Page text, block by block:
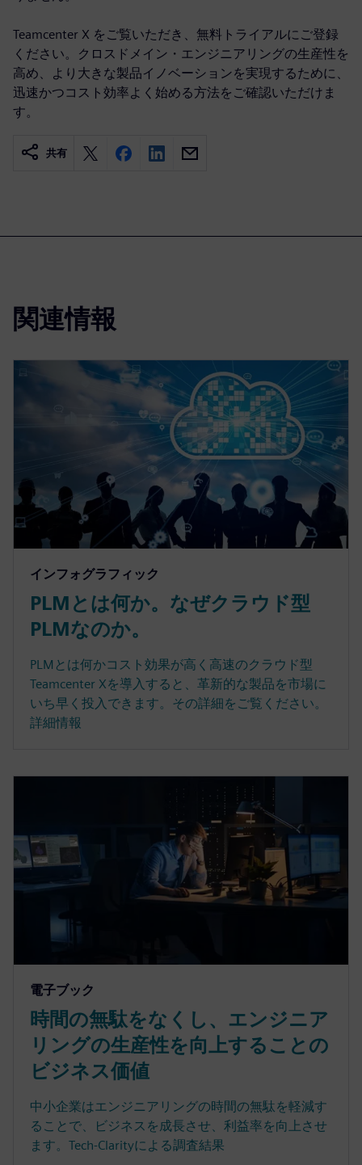
Teamcenter X をご覧いただき、無料トライアルにご登録
ください。クロスドメイン・エンジニアリングの生産性を
高め、より大きな製品イノベーションを実現するために、
迅速かつコスト効率よく始める方法をご確認いただけま
す。
共有
関連情報
インフォグラフィック
PLMとは何か。なぜクラウド型
PLMなのか。
PLMとは何かコスト効果が高く高速のクラウド型
Teamcenter Xを導入すると、革新的な製品を市場に
いち早く投入できます。その詳細をご覧ください。
詳細情報
電子ブック
時間の無駄をなくし、エンジニア
リングの生産性を向上することの
ビジネス価値
中小企業はエンジニアリングの時間の無駄を軽減す
ることで、ビジネスを成長させ、利益率を向上させ
ます。Tech-Clarityによる調査結果